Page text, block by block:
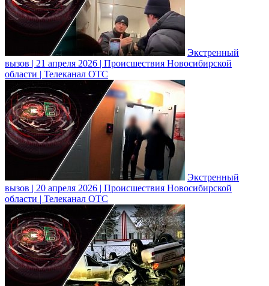
Экстренный
вызов | 21 апреля 2026 | Происшествия Новосибирской
области | Телеканал ОТС
Экстренный
вызов | 20 апреля 2026 | Происшествия Новосибирской
области | Телеканал ОТС